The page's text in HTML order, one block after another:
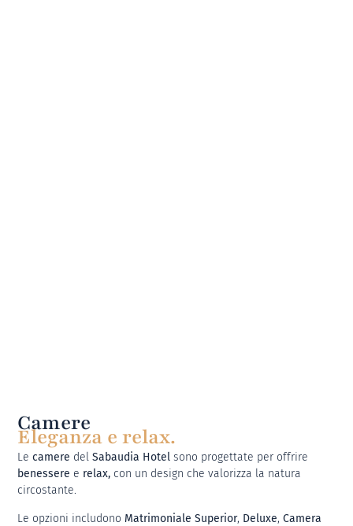
Camere
Eleganza e relax.
Lecamere delSabaudia Hotel sono progettate per offrire
benessere e relax, con un design che valorizza la natura
circostante.
Le opzioni includono Matrimoniale Superior, Deluxe, Camera